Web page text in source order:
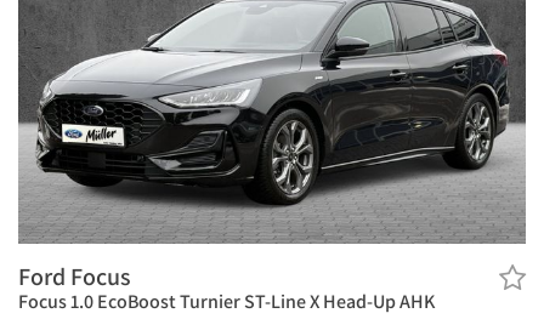
Ford Focus
Focus 1.0 EcoBoost Turnier ST-Line X Head-Up AHK